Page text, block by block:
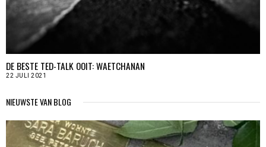
DE BESTE TED-TALK OOIT: WAETCHANAN
22 JULI 2021
NIEUWSTE VAN BLOG